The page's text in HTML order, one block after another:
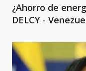
¿Ahorro de
DELCY -